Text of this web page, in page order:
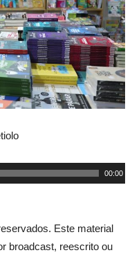
00:00
Este material
broadcast, reescrito ou